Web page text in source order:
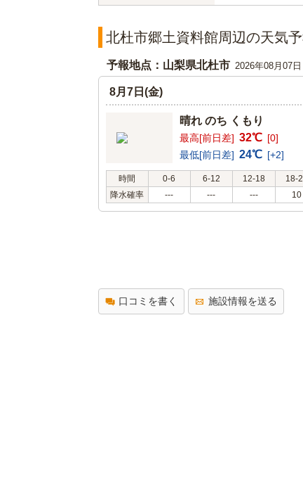
北杜市郷土資料館周辺の天気
予報地点：山梨県北杜市 2026年08月07
8月7日(金)
晴れ のち くもり
最高[前日差] 32℃ [0]
最低[前日差] 24℃ [+2]
時間 0-6 6-12 12-18
18-
降水確率
--- --- --- 10
口コミを書く 施設情報を送る